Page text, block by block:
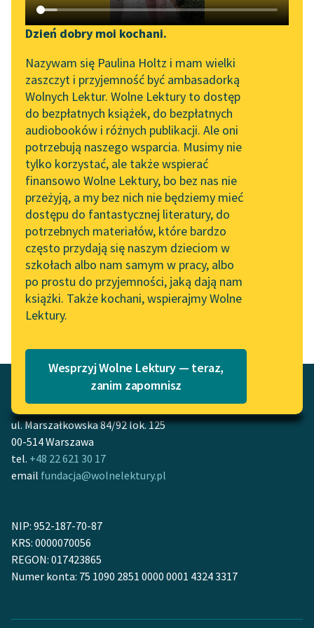
Katalog DAISY
Podkasty o książkach
Zgłoś brak utworu
Aktualności
„Prokurator Alicja Horn”
do słuchania
Byliśmy częścią AI Impact
Lab
Zapraszamy na spotkanie
online z tłumaczkami
literatury skandynawskiej
Spotkanie z Katarzyną
Tunkiel w Oslo
102. lata temu zmarł
Joseph Conrad
Lektury szkolne i klasyka
literatury do słuchania dla
uczennic i uczniów z
niepełnosprawnościami
E-kolekcja lektur
szkolnych i literatury do
niepełnosprawnościami
Feministyczne inspiracje.
Popularyzacja
Narzędzia
Mapa Wolnych Lektur
Leśmianator
Przewodnik dla piszących i
czytających
API
OAI-PMH
Widget Wolnych Lektur
Przypisy
Katalog w formacie PDF
Dzień dobry moi kochani.
Nazywam się Paulina Holtz i mam wielki
zaszczyt i przyjemność być ambasadorką
Wolnych Lektur. Wolne Lektury to dostęp
do bezpłatnych książek, do bezpłatnych
audiobooków i różnych publikacji. Ale oni
potrzebują naszego wsparcia. Musimy nie
tylko korzystać, ale także wspierać
finansowo Wolne Lektury, bo bez nas nie
przeżyją, a my bez nich nie będziemy mieć
dostępu do fantastycznej literatury, do
potrzebnych materiałów, które bardzo
często przydają się naszym dzieciom w
szkołach albo nam samym w pracy, albo
po prostu do przyjemności, jaką dają nam
książki. Także kochani, wspierajmy Wolne
Lektury.
Wesprzyj Wolne Lektury — teraz,
zanim zapomnisz
adres e-mail:
Administratorem danych osobowych jest Fundacja Wolne
Lektury (ul. Marszałkowska 84/92 lok. 125, 00-514 Warszawa).
Podanie danych osobowych jest dobrowolne. Dane są
przetwarzane w zakresie niezbędnym do wysyłania
newslettera odbiorcom. Osobom, których dane są zbierane,
przysługuje prawo dostępu do treści swoich danych oraz ich
poprawiania. Więcej informacji wpolityce prywatności.
Dalej
Fundacja Wolne Lektury
ul. Marszałkowska 84/92 lok. 125
00-514 Warszawa
tel. +48 22 621 30 17
email fundacja@wolnelektury.pl
NIP: 952-187-70-87
KRS: 0000070056
REGON: 017423865
Numer konta: 75 1090 2851 0000 0001 4324 3317